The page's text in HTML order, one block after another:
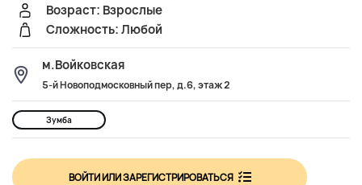
Возраст: Взрослые
Сложность: Любой
м.Войковская
5-й Новоподмосковный пер, д.6, этаж 2
Зумба
ВОЙТИ ИЛИ ЗАРЕГИСТРИРОВАТЬСЯ